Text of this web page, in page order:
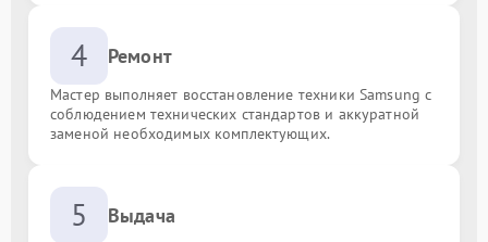
4 Ремонт
Мастер выполняет восстановление техники Samsung с
соблюдением технических стандартов и аккуратной
заменой необходимых комплектующих.
5 Выдача